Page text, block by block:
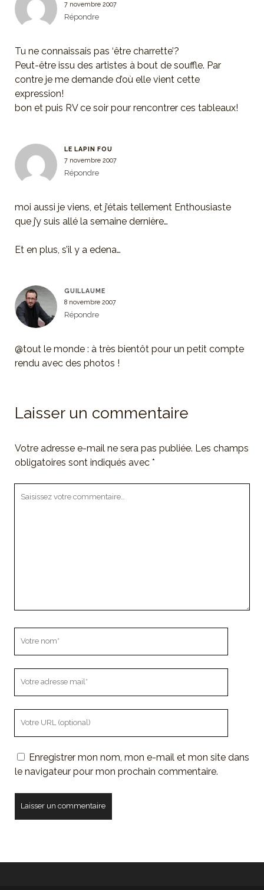
7 novembre 2007
Répondre
Tu ne connaissais pas ‘être charrette’?
Peut-être issu des artistes à bout de souffle. Par
contre je me demande d’où elle vient cette
expression!
bon et puis RV ce soir pour rencontrer ces tableaux!
LE LAPIN FOU
7 novembre 2007
Répondre
moi aussi je viens, et j’étais tellement Enthousiaste
que j’y suis allé la semaine dernière…
Et en plus, s’il y a edena…
GUILLAUME
8 novembre 2007
Répondre
@tout le monde : à très bientôt pour un petit compte
rendu avec des photos !
Laisser un commentaire
Votre adresse e-mail ne sera pas publiée. Les champs
obligatoires sont indiqués avec *
site Enregistrer mon nom, mon e-mail et mon site dans
le navigateur pour mon prochain commentaire.